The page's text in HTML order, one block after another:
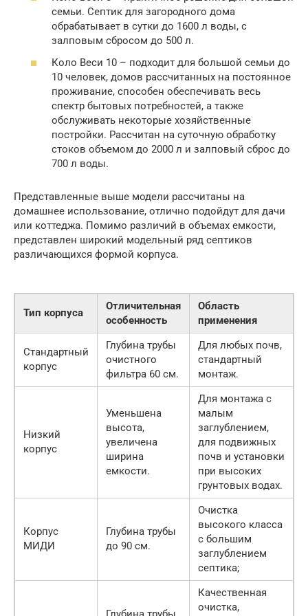
семьи. Септик для загородного дома
обрабатывает в сутки до 1600 л воды, с
залповым сбросом до 500 л.
Коло Веси 10 – подходит для большой семьи до
10 человек, домов рассчитанных на постоянное
проживание, способен обеспечивать весь
спектр бытовых потребностей, а также
обслуживать некоторые хозяйственные
постройки. Рассчитан на суточную обработку
стоков объемом до 2000 л и залповый сброс до
700 л воды.
Представленные выше модели рассчитаны на
домашнее использование, отлично подойдут для дачи
или коттеджа. Помимо различий в объемах емкости,
представлен широкий модельный ряд септиков
различающихся формой корпуса.
Тип корпуса
Отличительная
особенность
Область
применения
Стандартный
корпус
Глубина трубы
очистного
фильтра 60 см.
Для любых почв,
стандартный
монтаж.
Низкий
корпус
Уменьшена
высота,
увеличена
ширина
емкости.
Для монтажа с
малым
заглублением,
для подвижных
почв и установки
при высоких
грунтовых водах.
Корпус
МИДИ
Глубина трубы
до 90 см.
Очистка
высокого класса
с большим
заглублением
септика;
Качественная
очистка,